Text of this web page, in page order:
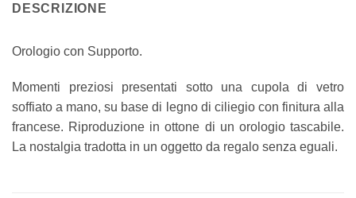
DESCRIZIONE
Orologio con Supporto.
Momenti preziosi presentati sotto una cupola di vetro
soffiato a mano, su base di legno di ciliegio con finitura alla
francese. Riproduzione in ottone di un orologio tascabile.
La nostalgia tradotta in un oggetto da regalo senza eguali.